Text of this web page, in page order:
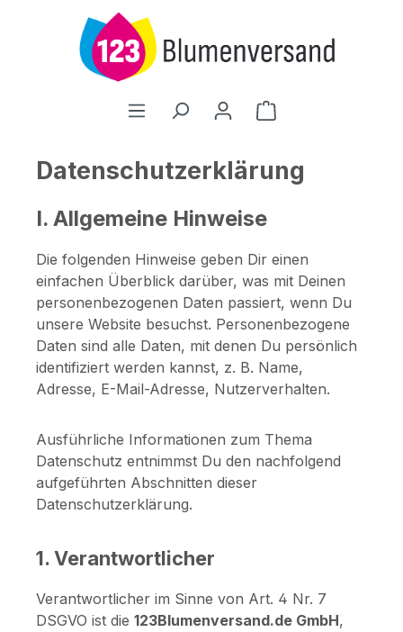
Zum Hauptinhalt springen
Warenkorb
Datenschutzerklärung
I. Allgemeine Hinweise
Die folgenden Hinweise geben Dir einen
einfachen Überblick darüber, was mit Deinen
personenbezogenen Daten passiert, wenn Du
unsere Website besuchst. Personenbezogene
Daten sind alle Daten, mit denen Du persönlich
identifiziert werden kannst, z. B. Name,
Adresse, E-Mail-Adresse, Nutzerverhalten.
Ausführliche Informationen zum Thema
Datenschutz entnimmst Du den nachfolgend
aufgeführten Abschnitten dieser
Datenschutzerklärung.
1. Verantwortlicher
Verantwortlicher im Sinne von Art. 4 Nr. 7
DSGVO ist die 123Blumenversand.de GmbH,